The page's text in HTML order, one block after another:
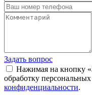
Задать вопрос
Нажимая на кнопку
обработку
конфиденциальности.